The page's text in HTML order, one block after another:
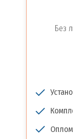
Без